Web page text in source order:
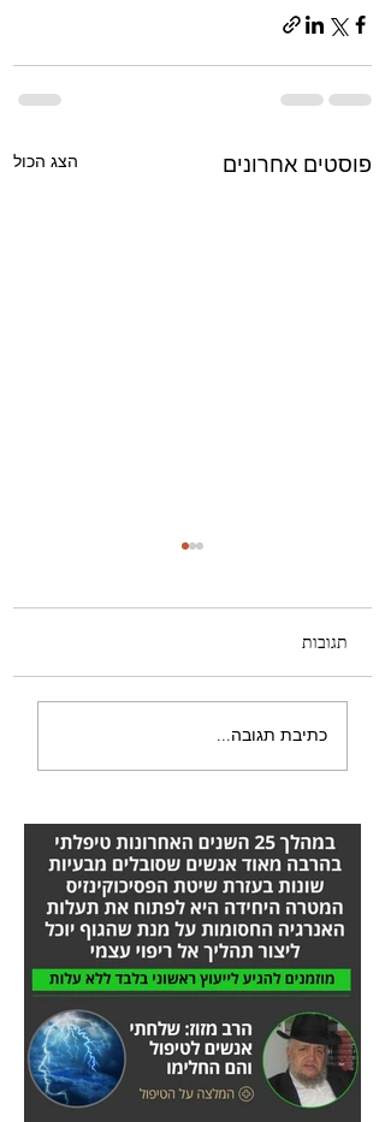
פוסטים אחרונים הצג הכול
סבלתי מחסימה בוורידי
תגובות
כתיבת תגובה...